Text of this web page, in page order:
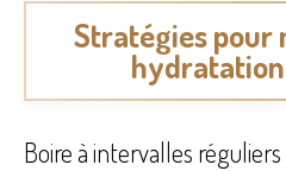
Stratégies pour
Boire à intervalles réguliers